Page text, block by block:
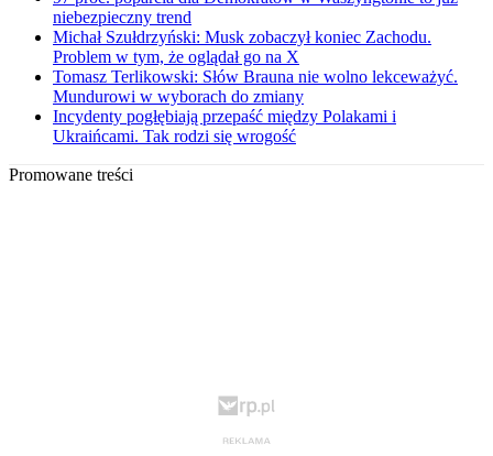
niebezpieczny trend
Michał Szułdrzyński: Musk zobaczył koniec Zachodu.
Problem w tym, że oglądał go na X
Tomasz Terlikowski: Słów Brauna nie wolno lekceważyć.
Mundurowi w wyborach do zmiany
Incydenty pogłębiają przepaść między Polakami i
Ukraińcami. Tak rodzi się wrogość
Promowane treści